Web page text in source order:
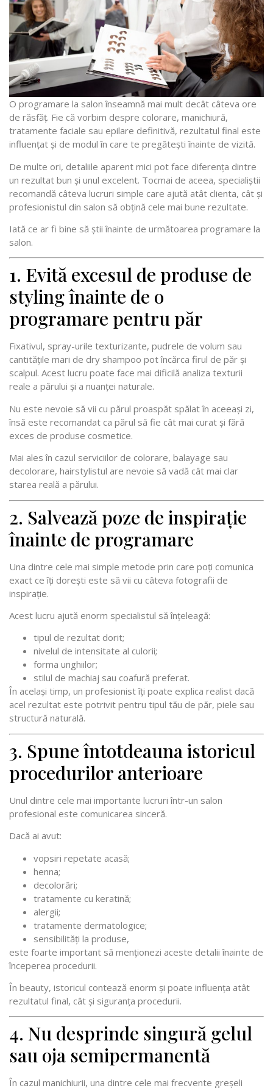
O programare la salon înseamnă mai mult decât câteva ore
de răsfăț. Fie că vorbim despre colorare, manichiură,
tratamente faciale sau epilare definitivă, rezultatul final este
influențat și de modul în care te pregătești înainte de vizită.
De multe ori, detaliile aparent mici pot face diferența dintre
un rezultat bun și unul excelent. Tocmai de aceea, specialiștii
recomandă câteva lucruri simple care ajută atât clienta, cât și
profesionistul din salon să obțină cele mai bune rezultate.
Iată ce ar fi bine să știi înainte de următoarea programare la
salon.
1. Evită excesul de produse de
styling înainte de o
programare pentru păr
Fixativul, spray-urile texturizante, pudrele de volum sau
cantitățile mari de dry shampoo pot încărca firul de păr și
scalpul. Acest lucru poate face mai dificilă analiza texturii
reale a părului și a nuanței naturale.
Nu este nevoie să vii cu părul proaspăt spălat în aceeași zi,
însă este recomandat ca părul să fie cât mai curat și fără
exces de produse cosmetice.
Mai ales în cazul serviciilor de colorare, balayage sau
decolorare, hairstylistul are nevoie să vadă cât mai clar
starea reală a părului.
2. Salvează poze de inspirație
înainte de programare
Una dintre cele mai simple metode prin care poți comunica
exact ce îți dorești este să vii cu câteva fotografii de
inspirație.
Acest lucru ajută enorm specialistul să înțeleagă:
tipul de rezultat dorit;
nivelul de intensitate al culorii;
forma unghiilor;
stilul de machiaj sau coafură preferat.
În același timp, un profesionist îți poate explica realist dacă
acel rezultat este potrivit pentru tipul tău de păr, piele sau
structură naturală.
3. Spune întotdeauna istoricul
procedurilor anterioare
Unul dintre cele mai importante lucruri într-un salon
profesional este comunicarea sinceră.
Dacă ai avut:
vopsiri repetate acasă;
henna;
decolorări;
tratamente cu keratină;
alergii;
tratamente dermatologice;
sensibilități la produse,
este foarte important să menționezi aceste detalii înainte de
începerea procedurii.
În beauty, istoricul contează enorm și poate influența atât
rezultatul final, cât și siguranța procedurii.
4. Nu desprinde singură gelul
sau oja semipermanentă
În cazul manichiurii, una dintre cele mai frecvente greșeli